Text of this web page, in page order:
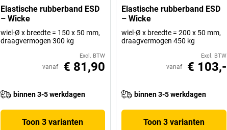
Elastische rubberband ESD
– Wicke
wiel-Ø x breedte = 150 x 50 mm,
draagvermogen 300 kg
Excl. BTW
vanaf € 81,90
binnen 3-5 werkdagen
Toon 3 varianten
Elastische rubberband ESD
– Wicke
wiel-Ø x breedte = 200 x 50 mm,
draagvermogen 450 kg
Excl. BTW
vanaf € 103,-
binnen 3-5 werkdagen
Toon 3 varianten